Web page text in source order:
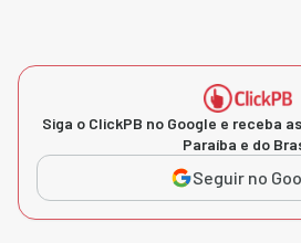
Siga o ClickPB no Google e receba
Paraíba e do
Seguir no